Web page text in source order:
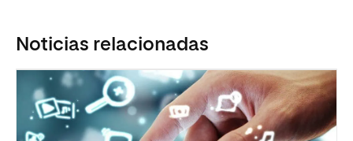
Noticias relacionadas